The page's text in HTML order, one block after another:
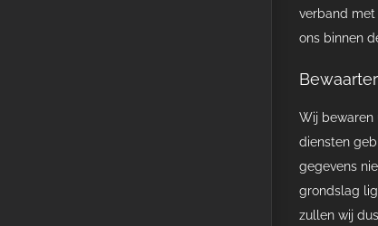
verband met
ons binnen
Wij bewaren
diensten
gegevens
grondslag
zullen wij